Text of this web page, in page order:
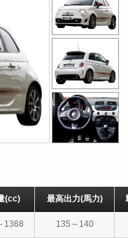
(cc) 最高出力(馬力)
1368 135～140